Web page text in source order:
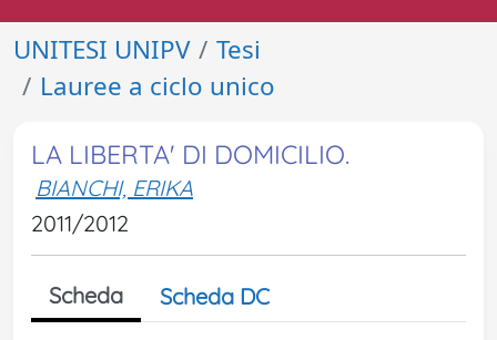
UNITESI UNIPV
Tesi
Lauree a ciclo unico
LA LIBERTA' DI DOMICILIO.
BIANCHI, ERIKA
2011/2012
Scheda Scheda DC